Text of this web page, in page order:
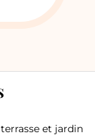
et jardin